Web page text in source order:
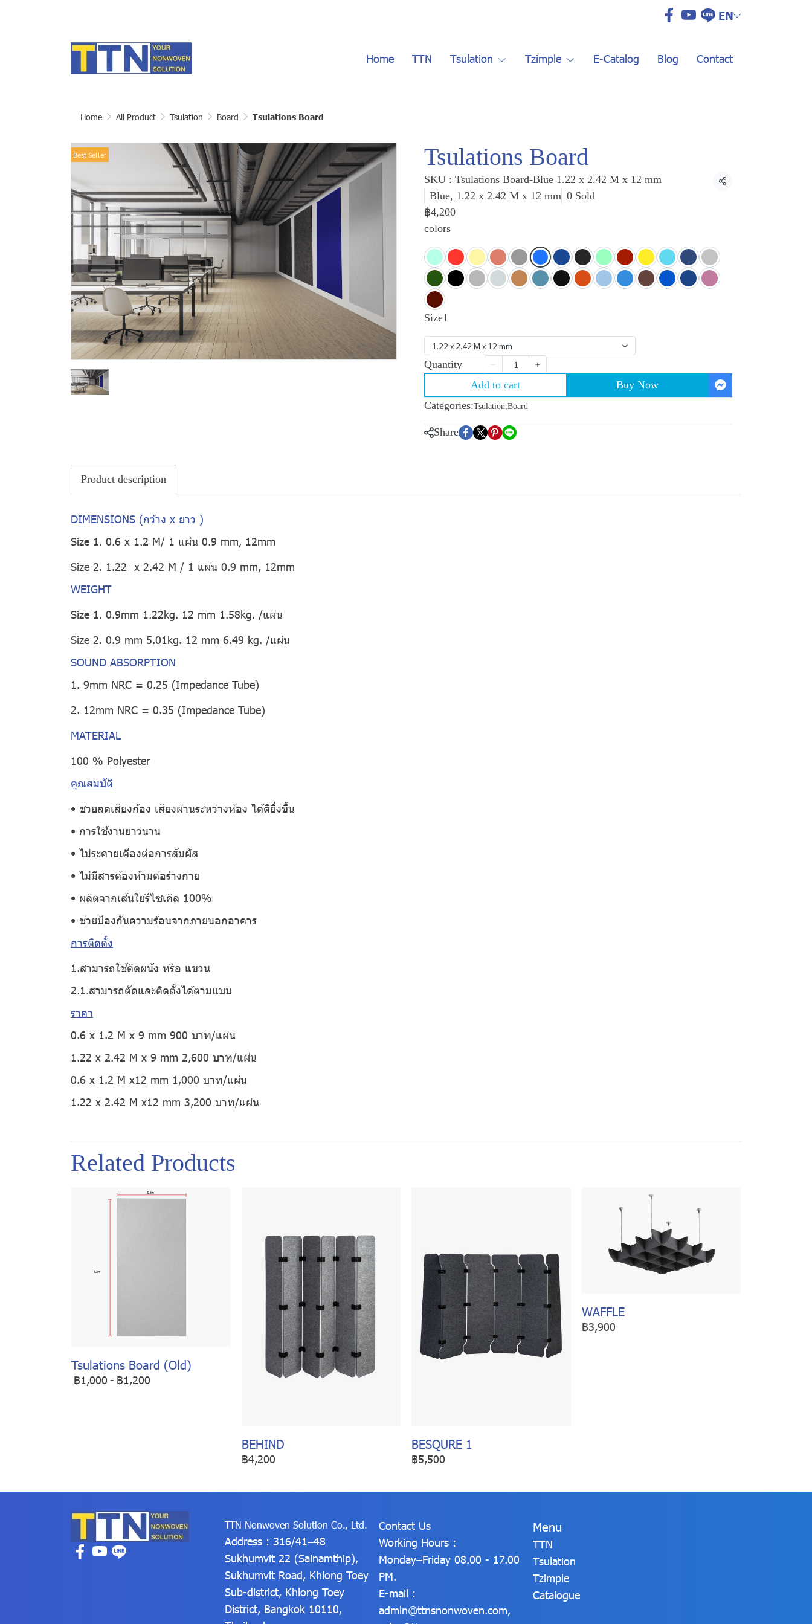
EN
Home TTN Tsulation Tzimple E-Catalog Blog Contact
Home All Product Tsulation Board Tsulations Board
Best Seller Tsulations Board
SKU : Tsulations Board-Blue 1.22 x 2.42 M x 12 mm
Blue, 1.22 x 2.42 M x 12 mm 0 Sold
Share
฿4,200
colors
Size1
1.22 x 2.42 M x 12 mm
Quantity
Add to cart
Buy Now
Categories:Tsulation,Board
Share
Product description
DIMENSIONS (กว้าง x ยาว )
Size 1. 0.6 x 1.2 M/ 1 แผ่น 0.9 mm, 12mm
Size 2. 1.22 x 2.42 M / 1 แผ่น 0.9 mm, 12mm
WEIGHT
Size 1. 0.9mm 1.22kg. 12 mm 1.58kg. /แผ่น
Size 2. 0.9 mm 5.01kg. 12 mm 6.49 kg. /แผ่น
SOUND ABSORPTION
1. 9mm NRC = 0.25 (Impedance Tube)
2. 12mm NRC = 0.35 (Impedance Tube)
MATERIAL
100 % Polyester
คุณสมบัติ
• ช่วยลดเสียงก้อง เสียงผ่านระหว่างห้อง ได้ดียิ่งขึ้น
• การใช้งานยาวนาน
• ไม่ระคายเคืองต่อการสัมผัส
• ไม่มีสารต้องห้ามต่อร่างกาย
• ผลิตจากเส้นใยรีไซเคิล 100%
• ช่วยป้องกันความร้อนจากภายนอกอาคาร
การติดตั้ง
1.สามารถใช้ติดผนัง หรือ แขวน
2.1.สามารถตัดและติดตั้งได้ตามแบบ
ราคา
0.6 x 1.2 M x 9 mm 900 บาท/แผ่น
1.22 x 2.42 M x 9 mm 2,600 บาท/แผ่น
0.6 x 1.2 M x12 mm 1,000 บาท/แผ่น
1.22 x 2.42 M x12 mm 3,200 บาท/แผ่น
Related Products
Tsulations Board (Old)
฿1,000 - ฿1,200
BEHIND
฿4,200
BESQURE 1
฿5,500
WAFFLE
฿3,900
TTN Nonwoven Solution Co., Ltd.
Address : 316/41–48
Sukhumvit 22 (Sainamthip),
Sukhumvit Road, Khlong Toey
Sub-district, Khlong Toey
District, Bangkok 10110,
Contact Us
Working Hours :
Monday–Friday 08.00 - 17.00
PM.
E-mail :
admin@ttnsnonwoven.com,
Menu
TTN
Tsulation
Tzimple
Catalogue